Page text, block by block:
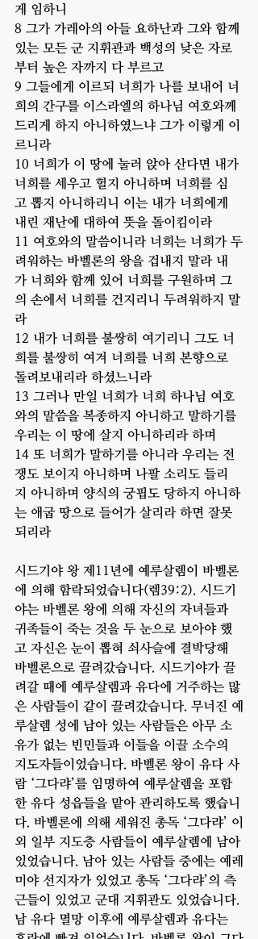
게 임하니
8 그가 가레아의 아들 요하난과 그와 함께
있는 모든 군 지휘관과 백성의 낮은 자로
부터 높은 자까지 다 부르고
9 그들에게 이르되 너희가 나를 보내어 너
희의 간구를 이스라엘의 하나님 여호와께
드리게 하지 아니하였느냐 그가 이렇게 이
르니라
10 너희가 이 땅에 눌러 앉아 산다면 내가
너희를 세우고 헐지 아니하며 너희를 심
고 뽑지 아니하리니 이는 내가 너희에게
내린 재난에 대하여 뜻을 돌이킴이라
11 여호와의 말씀이니라 너희는 너희가 두
려워하는 바벨론의 왕을 겁내지 말라 내
가 너희와 함께 있어 너희를 구원하며 그
의 손에서 너희를 건지리니 두려워하지 말
라
12 내가 너희를 불쌍히 여기리니 그도 너
희를 불쌍히 여겨 너희를 너희 본향으로
돌려보내리라 하셨느니라
13 그러나 만일 너희가 너희 하나님 여호
와의 말씀을 복종하지 아니하고 말하기를
우리는 이 땅에 살지 아니하리라 하며
14 또 너희가 말하기를 아니라 우리는 전
쟁도 보이지 아니하며 나팔 소리도 들리
지 아니하며 양식의 궁핍도 당하지 아니하
는 애굽 땅으로 들어가 살리라 하면 잘못
되리라
시드기야 왕 제11년에 예루살렘이 바벨론
에 의해 함락되었습니다(렘39:2). 시드기
야는 바벨론 왕에 의해 자신의 자녀들과
귀족들이 죽는 것을 두 눈으로 보아야 했
고 자신은 눈이 뽑혀 쇠사슬에 결박당해
바벨론으로 끌려갔습니다. 시드기야가 끌
려갈 때에 예루살렘과 유다에 거주하는 많
은 사람들이 같이 끌려갔습니다. 무너진 예
루살렘 성에 남아 있는 사람들은 아무 소
유가 없는 빈민들과 이들을 이끌 소수의
지도자들이었습니다. 바벨론 왕이 유다 사
람 ‘그다랴’를 임명하여 예루살렘을 포함
한 유다 성읍들을 맡아 관리하도록 했습니
다. 바벨론에 의해 세워진 총독 ‘그다랴’ 이
외 일부 지도층 사람들이 예루살렘에 남아
있었습니다. 남아 있는 사람들 중에는 예레
미야 선지자가 있었고 총독 ‘그다랴’의 측
근들이 있었고 군대 지휘관도 있었습니다.
남 유다 멸망 이후에 예루살렘과 유다는